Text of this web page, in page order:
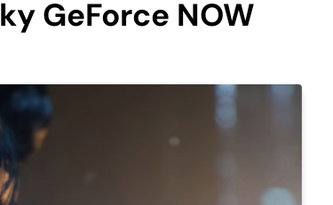
GeForce NOW